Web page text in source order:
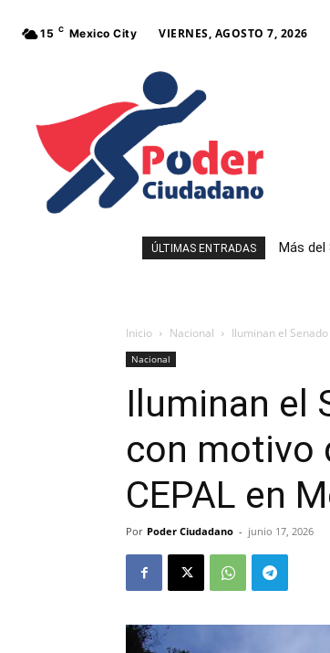
15 C Mexico City VIERNES, AGOSTO 7, 2026
ÚLTIMAS ENTRADAS
Más
Inicio Nacional Iluminan el
Nacional
Iluminan el
con motivo
CEPAL en
Por Poder Ciudadano - junio 17, 2026